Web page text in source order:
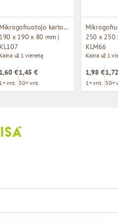
Mikrogofruotojo kartono dėžutė su langu
190 x 190 x 80 mm |
KL107
Kaina už 1 vienetą
1,60 €
1+ vnt.
1,45 €
50+ vnt.
250 x 250
KLM66
Kaina už 1
1,98 €
1+ vnt. 50+